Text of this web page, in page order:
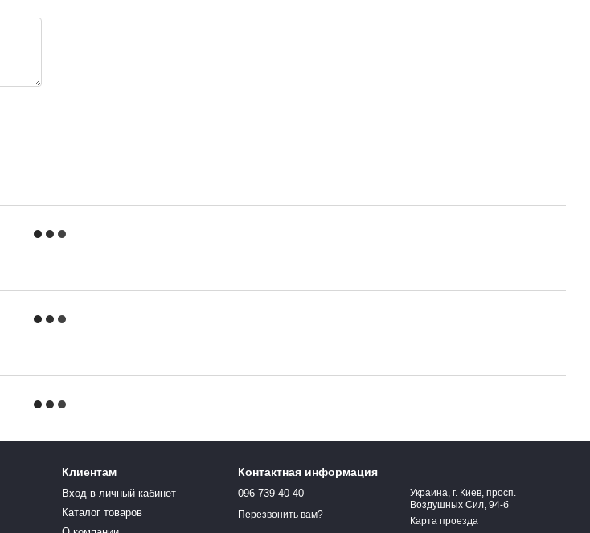
Клиентам
Вход в личный кабинет
Каталог товаров
Контактная информация
096 739 40 40
Перезвонить вам?
Украина, г. Киев, просп.
Воздушных Сил, 94-б
Карта проезда